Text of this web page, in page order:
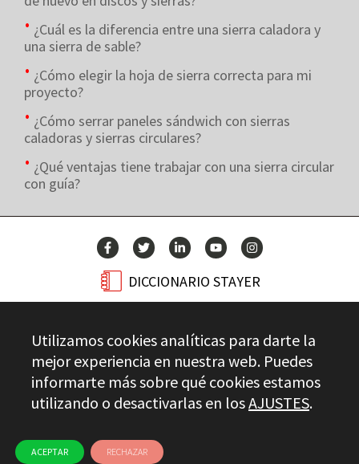
¿Cuál es la diferencia entre una sierra caladora y
una sierra de sable?
¿Cómo elegir la hoja de sierra correcta para mi
proyecto?
¿Cómo serrar paneles sándwich con sierras
caladoras y sierras circulares?
¿Qué ventajas tiene trabajar con una sierra circular
con guía?
DICCIONARIO STAYER
CONTACTO
Stayer.es © 2026
PRIVACIDAD
CANAL ÉTICO
Utilizamos cookies analíticas para darte la
mejor experiencia en nuestra web. Puedes
informarte más sobre qué cookies estamos
utilizando o desactivarlas en losAJUSTES.
ACEPTAR RECHAZAR